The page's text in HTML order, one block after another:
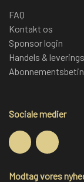
FAQ
Kontakt os
Sponsor login
Handels &
Sociale medier
Modtag vores